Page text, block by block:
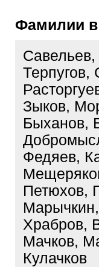
Фамилии
Терпугов,
Зыков,
Быханов,
Федяев,
Петюхов,
Храбров,
Мачков,
Кулачков